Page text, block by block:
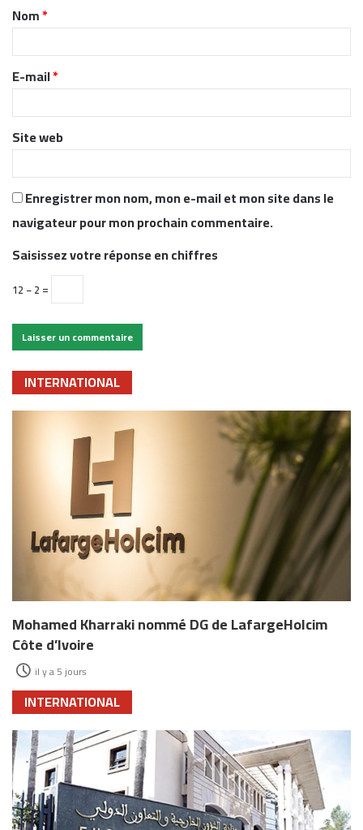
a
r
e
*
Nom*
E-mail*
Site web
Enregistrer mon nom, mon e-mail et mon site dans le
navigateur pour mon prochain commentaire.
Saisissez votre réponse en chiffres
12 − 2 =
INTERNATIONAL
Mohamed Kharraki nommé DG de LafargeHolcim
Côte d’Ivoire
il y a 5 jours
INTERNATIONAL